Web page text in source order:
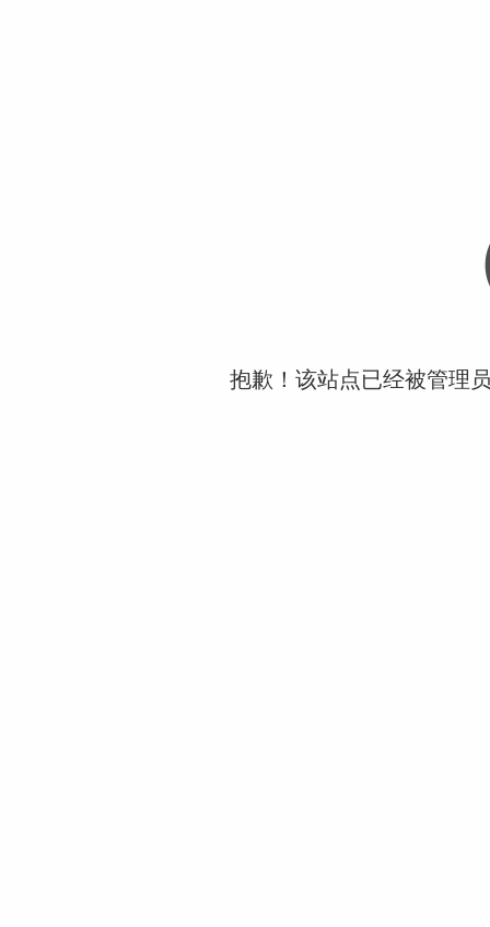
抱歉！该站点已经被管理